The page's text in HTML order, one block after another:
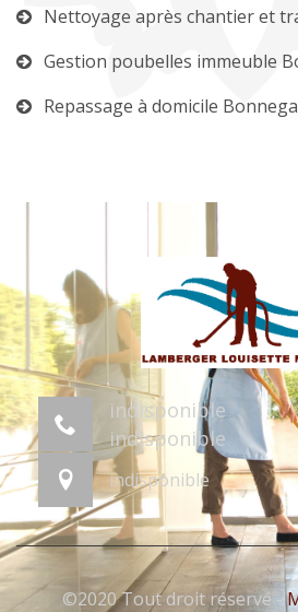
Nettoyage après chantier et
Gestion poubelles immeuble
Repassage à domicile
indisponible
indisponible
indisponible
©2020 Tout droit réservé -